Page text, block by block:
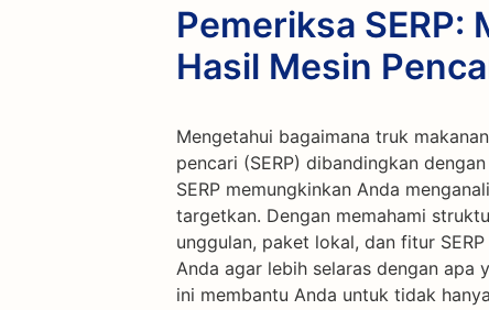
Pemeriksa SERP:
Hasil Mesin
Mengetahui bagaimana truk
pencari (SERP) dibandingkan
SERP memungkinkan Anda
targetkan. Dengan memahami
unggulan, paket lokal, dan fitur
Anda agar lebih selaras dengan apa
ini membantu Anda untuk tidak